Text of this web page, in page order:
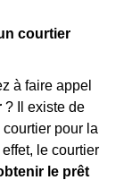
courtier
à faire appel
? Il existe de
pour la
le courtier
le prêt